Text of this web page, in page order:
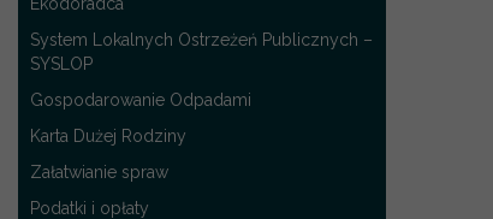
System Lokalnych Ostrzeżeń Publicznych –
SYSLOP
Gospodarowanie Odpadami
Karta Dużej Rodziny
Załatwianie spraw
Podatki i opłaty